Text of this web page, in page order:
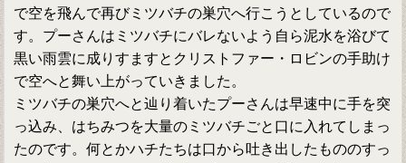
で空を飛んで再びミツバチの巣穴へ行こうとしているので
す。プーさんはミツバチにバレないよう自ら泥水を浴びて
黒い雨雲に成りすますとクリストファー・ロビンの手助け
で空へと舞い上がっていきました。
ミツバチの巣穴へと辿り着いたプーさんは早速中に手を突
っ込み、はちみつを大量のミツバチごと口に入れてしまっ
たのです。何とかハチたちは口から吐き出したもののすっ